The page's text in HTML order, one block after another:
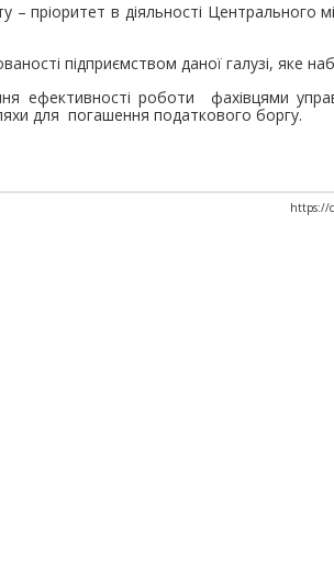
пріоритет в діяльності Центрального
підприємством даної галузі, яке
ефективності роботи фахівцями
для погашення податкового боргу.
https://